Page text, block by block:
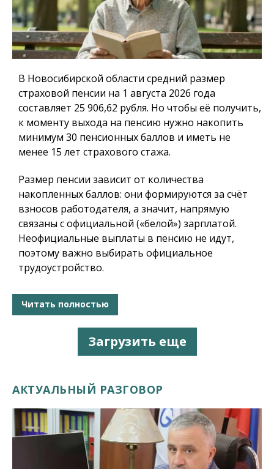
В Новосибирской области средний размер
страховой пенсии на 1 августа 2026 года
составляет 25 906,62 рубля. Но чтобы её получить,
к моменту выхода на пенсию нужно накопить
минимум 30 пенсионных баллов и иметь не
менее 15 лет страхового стажа.
Размер пенсии зависит от количества
накопленных баллов: они формируются за счёт
взносов работодателя, а значит, напрямую
связаны с официальной («белой») зарплатой.
Неофициальные выплаты в пенсию не идут,
поэтому важно выбирать официальное
трудоустройство.
Читать полностью
Загрузить еще
АКТУАЛЬНЫЙ РАЗГОВОР